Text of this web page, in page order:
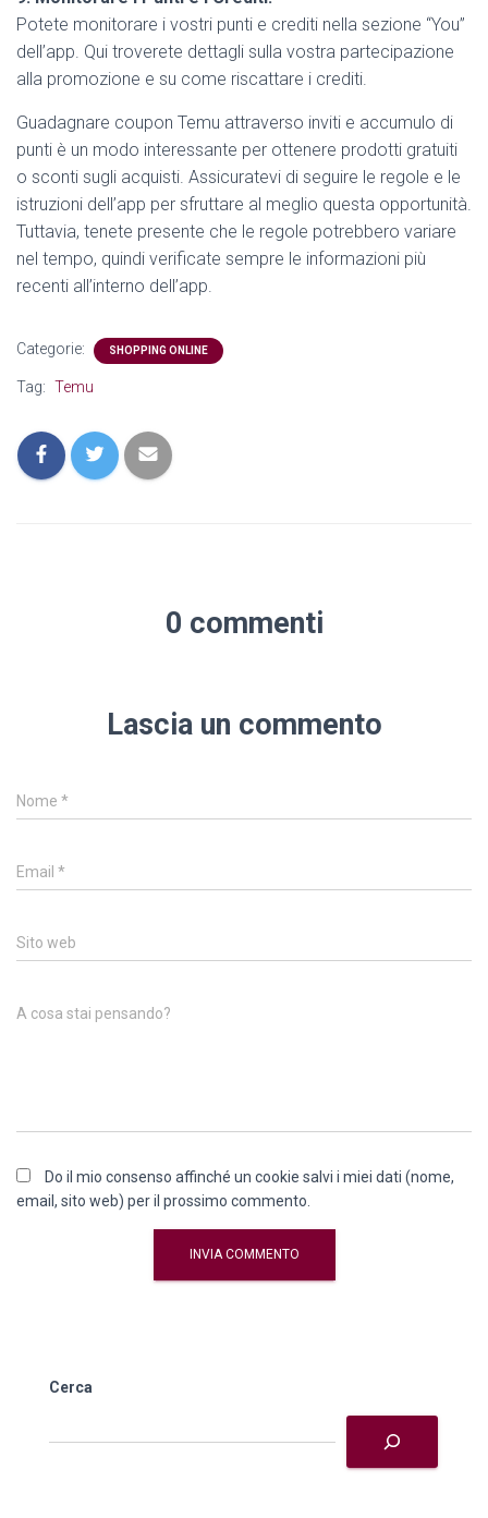
Potete monitorare i vostri punti e crediti nella sezione “You”
dell’app. Qui troverete dettagli sulla vostra partecipazione
alla promozione e su come riscattare i crediti.
Guadagnare coupon Temu attraverso inviti e accumulo di
punti è un modo interessante per ottenere prodotti gratuiti
o sconti sugli acquisti. Assicuratevi di seguire le regole e le
istruzioni dell’app per sfruttare al meglio questa opportunità.
Tuttavia, tenete presente che le regole potrebbero variare
nel tempo, quindi verificate sempre le informazioni più
recenti all’interno dell’app.
Categorie: SHOPPING ONLINE
Tag: Temu
0 commenti
Lascia un commento
Nome *
Email *
Sito web
A cosa stai pensando?
Do il mio consenso affinché un cookie salvi i miei dati (nome,
email, sito web) per il prossimo commento.
Cerca